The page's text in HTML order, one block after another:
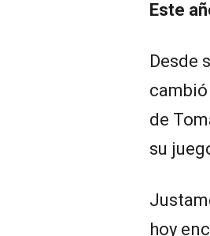
Este
Desde
de
su
hoy